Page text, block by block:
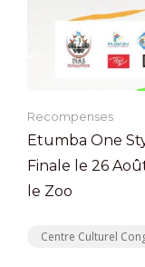
Recompenses
Etumba One
Finale le 26
le Zoo
Centre Culturel